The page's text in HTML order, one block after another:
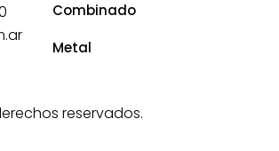
Combinado
Metal
reservados.